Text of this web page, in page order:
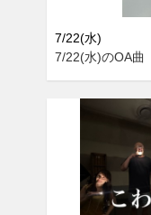
7/22(水)
7/22(水)のOA曲